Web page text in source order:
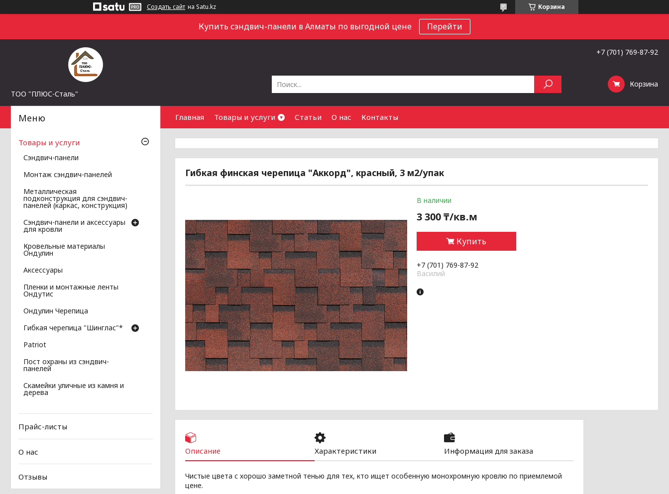
Создать сайт на Satu.kz Корзина
Купить сэндвич-панели в Алматы по выгодной цене Перейти
ТОО "ПЛЮС-Сталь"
+7 (701) 769-87-92
Корзина
Главная Товары и услуги Статьи О нас Контакты
Гибкая финская черепица "Аккорд", красный, 3 м2/упак
В наличии
3 300 ₸/кв.м
Купить
+7 (701) 769-87-92
Василий
Описание Характеристики Информация для заказа
Чистые цвета с хорошо заметной тенью для тех, кто ищет особенную монохромную кровлю по приемлемой
цене.
Товары и услуги
Сэндвич-панели
Монтаж сэндвич-панелей
Металлическая
подконструкция для сэндвич-
панелей (каркас, конструкция)
Сэндвич-панели и аксессуары
для кровли
Кровельные материалы
Ондулин
Аксессуары
Пленки и монтажные ленты
Ондутис
Ондулин Черепица
Гибкая черепица "Шинглас"*
Patriot
Пост охраны из сэндвич-
панелей
Скамейки уличные из камня и
дерева
Прайс-листы
О нас
Отзывы